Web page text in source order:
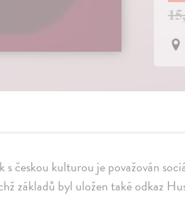
s českou kulturou je považován
základů byl uložen také odkaz